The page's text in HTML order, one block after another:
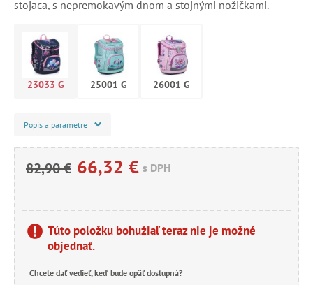
stojaca, s nepremokavým dnom a stojnými nožičkami.
23033 G 25001 G 26001 G
Popis a parametre
82,90 € 66,32 € s DPH
Túto položku bohužiaľ teraz nie je možné
objednať.
Chcete dať vedieť, keď bude opäť dostupná?